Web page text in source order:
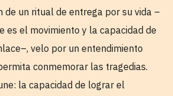
de un ritual de entrega por su vida –
es el movimiento y la capacidad de
velo por un entendimiento
conmemorar las tragedias.
la capacidad de lograr el